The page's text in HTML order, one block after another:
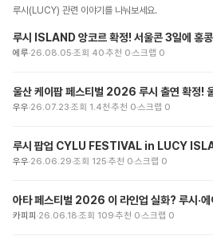
루시(LUCY) 관련 이야기를 나눠보세요.
에루 26.08.05 조회 40 추천 0 스크랩 0
우우 26.07.23 조회 1.4천 추천 0 스크랩 0
우우 26.06.29 조회 125 추천 0 스크랩 0
아타 페스티벌 2026 이 라인업 실화? 루시·에
카피피 26.06.18 조회 109 추천 0 스크랩 0